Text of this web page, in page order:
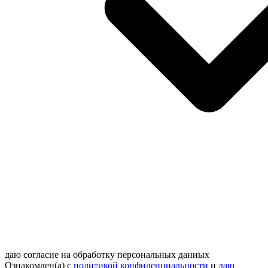
даю согласие на обработку персональных данных
Ознакомлен(а) с политикой конфиденциальности и даю